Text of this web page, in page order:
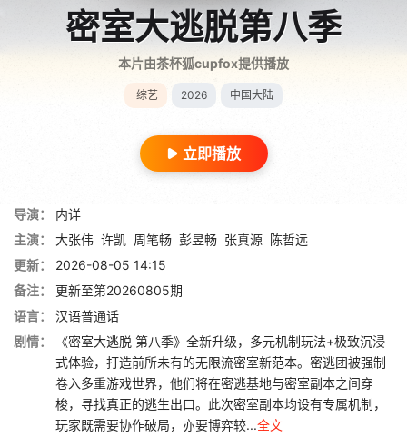
密室大逃脱第八季
本片由茶杯狐cupfox提供播放
综艺 2026 中国大陆
立即播放
导演：
内详
主演：
大张伟 许凯 周笔畅 彭昱畅 张真源 陈哲远
更新：
2026-08-05 14:15
备注：
更新至第20260805期
语言：
汉语普通话
剧情：
《密室大逃脱 第八季》全新升级，多元机制玩法+极致沉浸
式体验，打造前所未有的无限流密室新范本。密逃团被强制
卷入多重游戏世界，他们将在密逃基地与密室副本之间穿
梭，寻找真正的逃生出口。此次密室副本均设有专属机制，
玩家既需要协作破局，亦要博弈较...全文